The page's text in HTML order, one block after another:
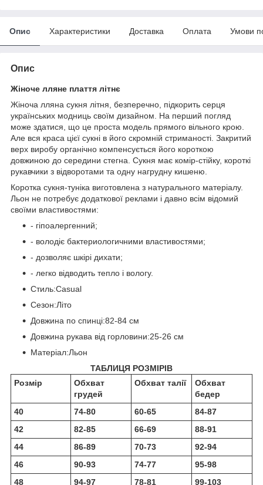
Опис Характеристики Доставка Оплата Умови
Опис
Жіноче лляне плаття літнє
Жіноча лляна сукня літня, безперечно, підкорить серця
українських модниць своїм дизайном. На перший погляд
може здатися, що це проста модель прямого вільного крою.
Але вся краса цієї сукні в його скромній стриманості. Закритий
верх виробу органічно компенсується його короткою
довжиною до середини стегна. Сукня має комір-стійку, короткі
рукавчики з відворотами та одну нагрудну кишеню.
Коротка сукня-туніка виготовлена ​​з натурального матеріалу.
Льон не потребує додаткової реклами і давно всім відомий
своїми властивостями:
- гіпоалергенний;
- володіє бактериологичними властивостями;
- дозволяє шкірі дихати;
- легко відводить тепло і вологу.
Стиль:Casual
Сезон:Літо
Довжина по спинці:82-84 см
Довжина рукава від горловини:25-26 см
Матеріал:Льон
ТАБЛИЦЯ РОЗМІРІВ
Розмір
Обхват
грудей
Обхват талії
Обхват
бедер
40
74-80 60-65
84-87
42
82-85 66-69
88-91
44
86-89 70-73
92-94
46
90-93 74-77
95-98
48
94-97 78-81
99-103